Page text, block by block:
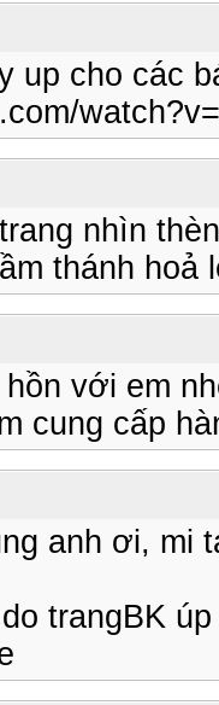
up cho các
nhìn
thánh hoả
với em
cung cấp
anh ơi, mi
trangBK